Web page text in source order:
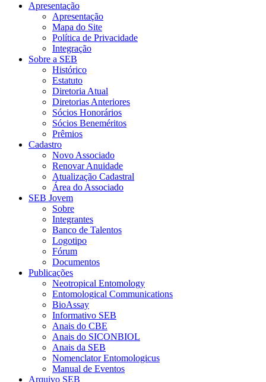
Apresentação
Apresentação
Mapa do Site
Política de Privacidade
Integração
Sobre a SEB
Histórico
Estatuto
Diretoria Atual
Diretorias Anteriores
Sócios Honorários
Sócios Beneméritos
Prêmios
Cadastro
Novo Associado
Renovar Anuidade
Atualização Cadastral
Área do Associado
SEB Jovem
Sobre
Integrantes
Banco de Talentos
Logotipo
Fórum
Documentos
Publicações
Neotropical Entomology
Entomological Communications
BioAssay
Informativo SEB
Anais do CBE
Anais do SICONBIOL
Anais da SEB
Nomenclator Entomologicus
Manual de Eventos
Arquivo SEB